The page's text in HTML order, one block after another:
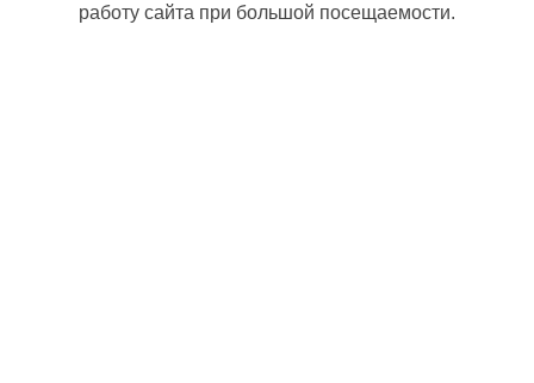
работу сайта при большой посещаемости.